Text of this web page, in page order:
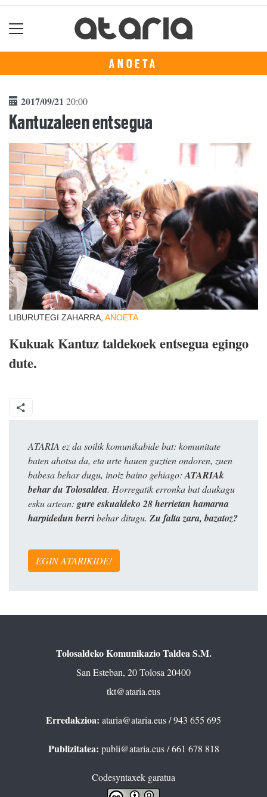
ANOETA
2017/09/21 20:00
Kantuzaleen entsegua
LIBURUTEGI ZAHARRA, ANOETA
Kukuak Kantuz taldekoek entsegua egingo
dute.
ATARIA ez da soilik komunikabide bat: komunitate
baten ahotsa da, eta urte hauen guztien ondoren, zuen
babesa behar dugu, inoiz baino gehiago: ATARIAk
behar du Tolosaldea. Horregatik erronka bat daukagu
esku artean: gure eskualdeko 28 herrietan hamarna
harpidedun berribehar ditugu. Zu falta zara, bazatoz?
EGIN ATARIKIDE!
Tolosaldeko Komunikazio Taldea S.M.
San Esteban, 20 Tolosa 20400
tkt@ataria.eus
Erredakzioa: ataria@ataria.eus/ 943 655 695
Publizitatea: publi@ataria.eus/ 661 678 818
Codesyntaxek garatua